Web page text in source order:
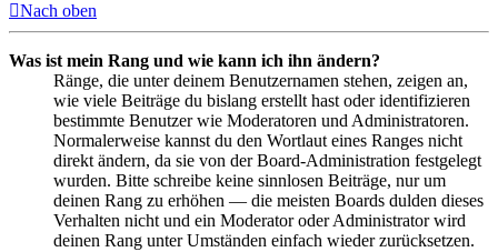
Nach oben
Was ist mein Rang und wie kann ich ihn ändern?
Ränge, die unter deinem Benutzernamen stehen, zeigen an,
wie viele Beiträge du bislang erstellt hast oder identifizieren
bestimmte Benutzer wie Moderatoren und Administratoren.
Normalerweise kannst du den Wortlaut eines Ranges nicht
direkt ändern, da sie von der Board-Administration festgelegt
wurden. Bitte schreibe keine sinnlosen Beiträge, nur um
deinen Rang zu erhöhen — die meisten Boards dulden dieses
Verhalten nicht und ein Moderator oder Administrator wird
deinen Rang unter Umständen einfach wieder zurücksetzen.